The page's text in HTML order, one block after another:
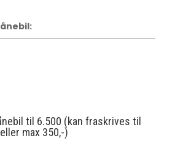
til 6.500 (kan fraskrives til
max 350,-)